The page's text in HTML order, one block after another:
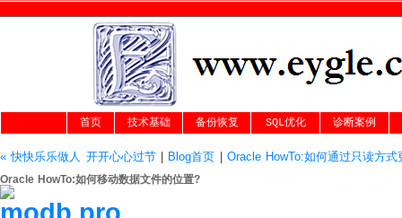
首页 技术基础 备份恢复 SQL优化 诊断案例
« 快快乐乐做人 开开心心过节| Blog首页 Oracle HowTo:如何通过只读方
Oracle HowTo:如何移动数据文件的位置?